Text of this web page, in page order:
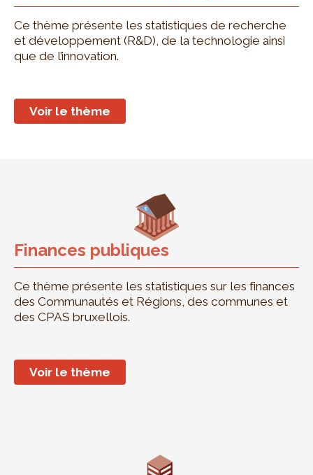
Ce thème présente les statistiques de recherche
et développement (R&D), de la technologie ainsi
que de l’innovation.
Voir le thème
Finances publiques
Ce thème présente les statistiques sur les finances
des Communautés et Régions, des communes et
des CPAS bruxellois.
Voir le thème